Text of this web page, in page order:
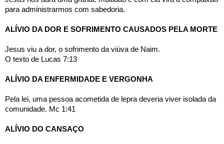
para administrarmos com sabedoria.
ALÍVIO DA DOR E SOFRIMENTO CAUSADOS PELA MORTE
Jesus viu a dor, o sofrimento da viúva de Naim.
O texto de Lucas 7:13
ALÍVIO DA ENFERMIDADE E VERGONHA
Pela lei, uma pessoa acometida de lepra deveria viver isolada da
comunidade. Mc 1:41
ALÍVIO DO CANSAÇO